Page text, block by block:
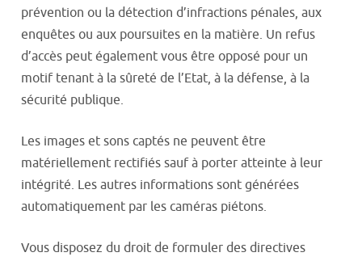
prévention ou la détection d’infractions pénales, aux
enquêtes ou aux poursuites en la matière. Un refus
d’accès peut également vous être opposé pour un
motif tenant à la sûreté de l’Etat, à la défense, à la
sécurité publique.
Les images et sons captés ne peuvent être
matériellement rectifiés sauf à porter atteinte à leur
intégrité. Les autres informations sont générées
automatiquement par les caméras piétons.
Vous disposez du droit de formuler des directives